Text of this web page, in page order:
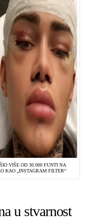
VIŠE OD 30.000 FUNTI NA
KAO „INSTAGRAM FILTER“
u stvarnost